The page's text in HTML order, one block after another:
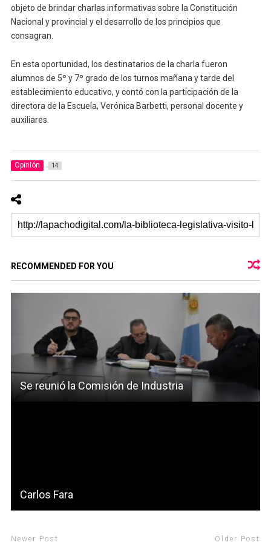
objeto de brindar charlas informativas sobre la Constitución
Nacional y provincial y el desarrollo de los principios que
consagran.
En esta oportunidad, los destinatarios de la charla fueron
alumnos de 5º y 7º grado de los turnos mañana y tarde del
establecimiento educativo, y contó con la participación de la
directora de la Escuela, Verónica Barbetti, personal docente y
auxiliares.
Opinión 14
RECOMMENDED FOR YOU
Se reunió la Comisión de Industria
Carlos Fara
Newer Post Older Post